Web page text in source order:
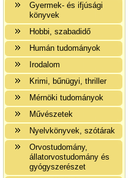
Gyermek- és ifjúsági
könyvek
Hobbi, szabadidő
Humán tudományok
Irodalom
Krimi, bűnügyi, thriller
Mérnöki tudományok
Művészetek
Nyelvkönyvek, szótárak
Orvostudomány,
állatorvostudomány és
gyógyszerészet